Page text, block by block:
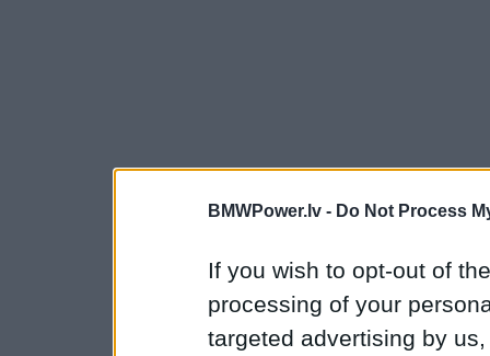
BMWPower.lv - Do Not Process
If you wish to opt-out of
processing of your
targeted advertising by